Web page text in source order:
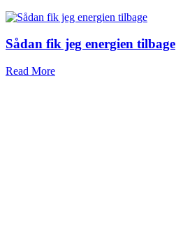
Sådan fik jeg energien tilbage
Read More